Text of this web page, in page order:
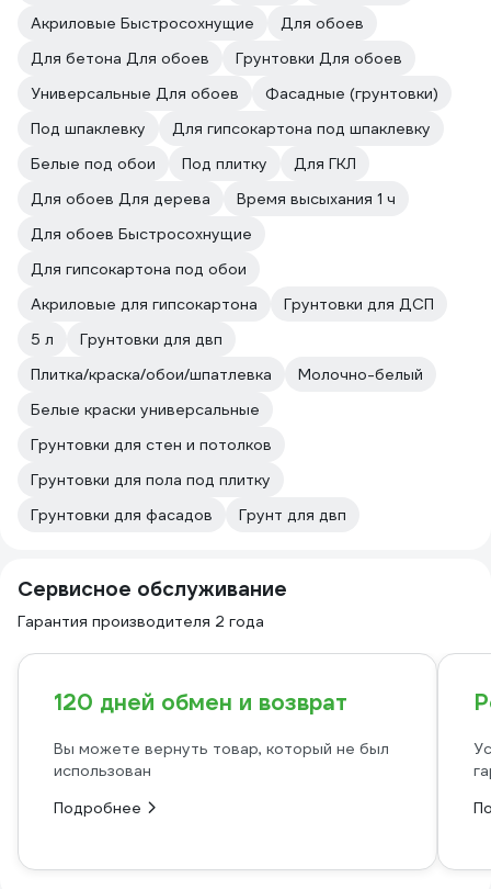
Акриловые Быстросохнущие
Для обоев
Для бетона Для обоев
Грунтовки Для обоев
Универсальные Для обоев
Фасадные (грунтовки)
Под шпаклевку
Для гипсокартона под шпаклевку
Белые под обои
Под плитку
Для ГКЛ
Для обоев Для дерева
Время высыхания 1 ч
Для обоев Быстросохнущие
Для гипсокартона под обои
Акриловые для гипсокартона
Грунтовки для ДСП
5 л
Грунтовки для двп
Плитка/краска/обои/шпатлевка
Молочно-белый
Белые краски универсальные
Грунтовки для стен и потолков
Грунтовки для пола под плитку
Грунтовки для фасадов
Грунт для двп
Сервисное обслуживание
Гарантия производителя 2 года
120 дней обмен и возврат
Вы можете вернуть товар, который не был
использован
Подробнее